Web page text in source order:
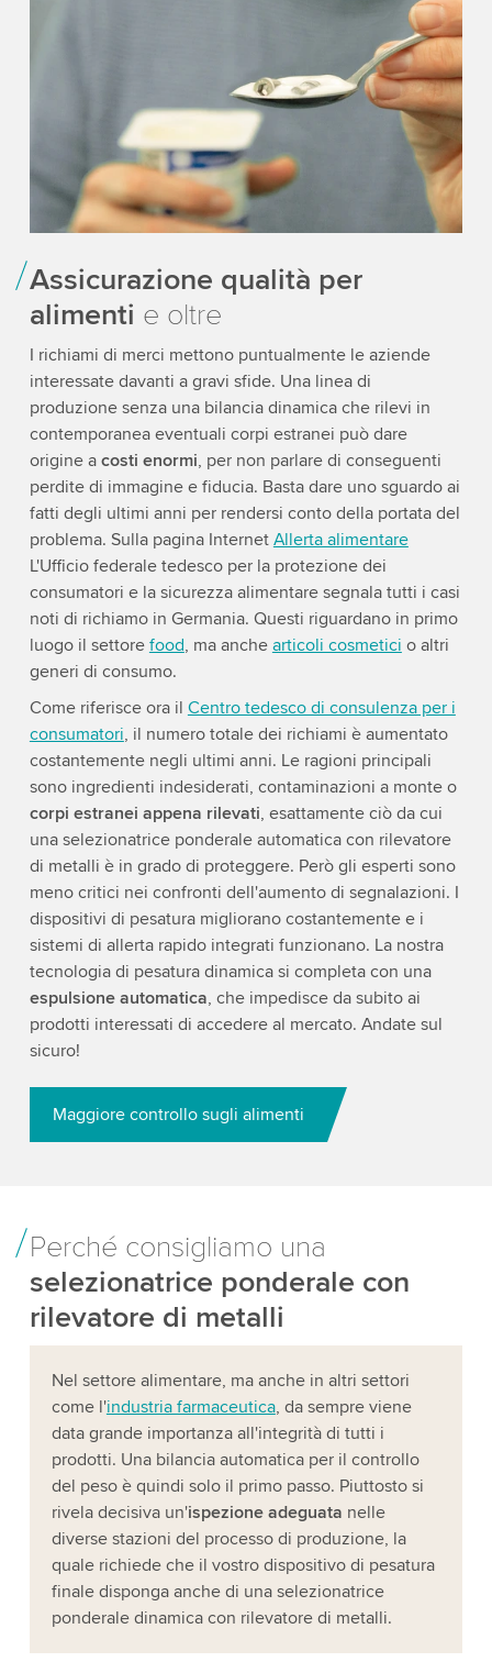
Assicurazione qualità per
alimenti e oltre
I richiami di merci mettono puntualmente le aziende
interessate davanti a gravi sfide. Una linea di
produzione senza una bilancia dinamica che rilevi in
contemporanea eventuali corpi estranei può dare
origine a costi enormi, per non parlare di conseguenti
perdite di immagine e fiducia. Basta dare uno sguardo ai
fatti degli ultimi anni per rendersi conto della portata del
problema. Sulla pagina Internet Allerta alimentare
L'Ufficio federale tedesco per la protezione dei
consumatori e la sicurezza alimentare segnala tutti i casi
noti di richiamo in Germania. Questi riguardano in primo
luogo il settore food, ma anche articoli cosmetici o altri
generi di consumo.
Come riferisce ora il Centro tedesco di consulenza per i
consumatori, il numero totale dei richiami è aumentato
costantemente negli ultimi anni. Le ragioni principali
sono ingredienti indesiderati, contaminazioni a monte o
corpi estranei appena rilevati, esattamente ciò da cui
una selezionatrice ponderale automatica con rilevatore
di metalli è in grado di proteggere. Però gli esperti sono
meno critici nei confronti dell'aumento di segnalazioni. I
dispositivi di pesatura migliorano costantemente e i
sistemi di allerta rapido integrati funzionano. La nostra
tecnologia di pesatura dinamica si completa con una
espulsione automatica, che impedisce da subito ai
prodotti interessati di accedere al mercato. Andate sul
sicuro!
Maggiore controllo sugli alimenti
Perché consigliamo una
selezionatrice ponderale con
rilevatore di metalli
Nel settore alimentare, ma anche in altri settori
come l'industria farmaceutica, da sempre viene
data grande importanza all'integrità di tutti i
prodotti. Una bilancia automatica per il controllo
del peso è quindi solo il primo passo. Piuttosto si
rivela decisiva un'ispezione adeguata nelle
diverse stazioni del processo di produzione, la
quale richiede che il vostro dispositivo di pesatura
finale disponga anche di una selezionatrice
ponderale dinamica con rilevatore di metalli.